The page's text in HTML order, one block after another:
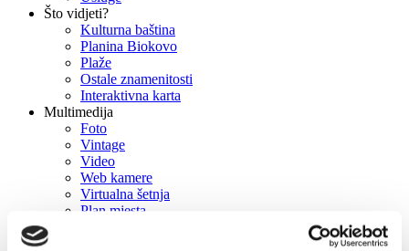
Što vidjeti?
Kulturna baština
Planina Biokovo
Plaže
Ostale znamenitosti
Interaktivna karta
Multimedija
Foto
Vintage
Video
Web kamere
Virtualna šetnja
Plan mjesta